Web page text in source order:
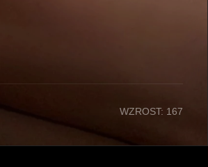
WZROST: 167